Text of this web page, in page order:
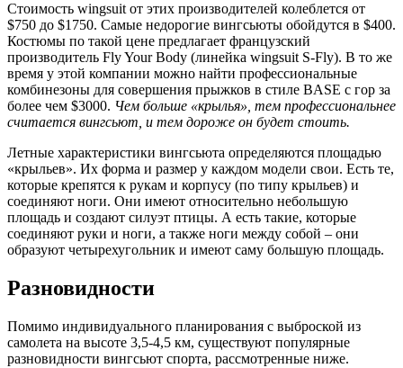
Стоимость wingsuit от этих производителей колеблется от
$750 до $1750. Самые недорогие вингсьюты обойдутся в $400.
Костюмы по такой цене предлагает французский
производитель Fly Your Body (линейка wingsuit S-Fly). В то же
время у этой компании можно найти профессиональные
комбинезоны для совершения прыжков в стиле BASE с гор за
более чем $3000. Чем больше «крылья», тем профессиональнее
считается вингсьют, и тем дороже он будет стоить.
Летные характеристики вингсьюта определяются площадью
«крыльев». Их форма и размер у каждом модели свои. Есть те,
которые крепятся к рукам и корпусу (по типу крыльев) и
соединяют ноги. Они имеют относительно небольшую
площадь и создают силуэт птицы. А есть такие, которые
соединяют руки и ноги, а также ноги между собой – они
образуют четырехугольник и имеют саму большую площадь.
Разновидности
Помимо индивидуального планирования с выброской из
самолета на высоте 3,5-4,5 км, существуют популярные
разновидности вингсьют спорта, рассмотренные ниже.